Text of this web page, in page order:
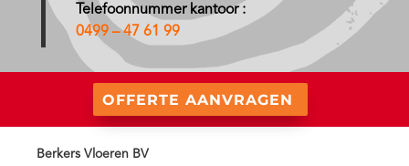
Telefoonnummer kantoor :
0499 – 47 61 99
OFFERTE AANVRAGEN
Berkers Vloeren BV